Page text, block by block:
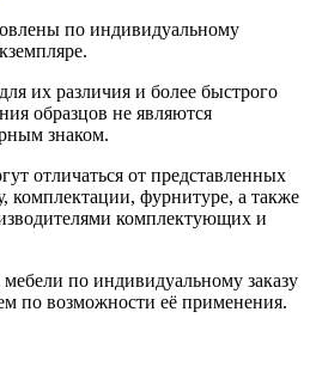
по индивидуальному
их различия и более быстрого
образцов не являются
знаком.
отличаться от представленных
комплектации, фурнитуре, а также
комплектующих и
по индивидуальному заказу
по возможности её применения.